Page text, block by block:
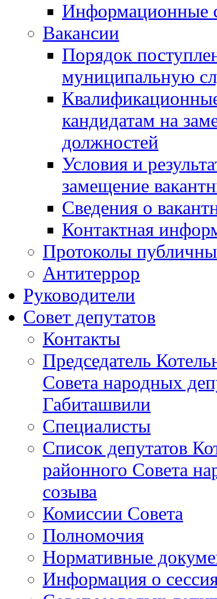
Информационные
Вакансии
Порядок
муниципальную
кандидатам на
должностей
Условия и
замещение
Сведения о
Контактная
Протоколы
Антитеррор
Руководители
Совет депутатов
Контакты
Председатель
Совета народных
Габиташвили
Специалисты
Список депутатов
районного Совета
созыва
Комиссии Совета
Полномочия
Нормативные
Информация о